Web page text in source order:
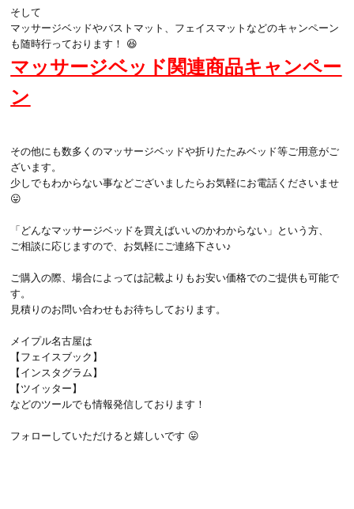
そして
マッサージベッドやバストマット、フェイスマットなどのキャンペーン
も随時行っております！ 😆
マッサージベッド関連商品キャンペー
ン
その他にも数多くのマッサージベッドや折りたたみベッド等ご用意がご
ざいます。
少しでもわからない事などございましたらお気軽にお電話くださいませ
😛
「どんなマッサージベッドを買えばいいのかわからない」という方、
ご相談に応じますので、お気軽にご連絡下さい♪
ご購入の際、場合によっては記載よりもお安い価格でのご提供も可能で
す。
見積りのお問い合わせもお待ちしております。
メイプル名古屋は
【フェイスブック】
【インスタグラム】
【ツイッター】
などのツールでも情報発信しております！
フォローしていただけると嬉しいです 😛